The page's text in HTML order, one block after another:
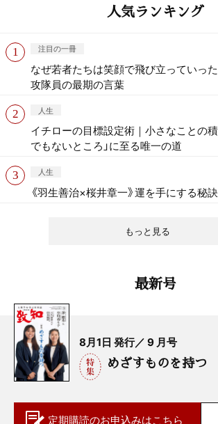
人気ランキング
もっと見る
注目の一冊
なぜ若者たちは笑顔で飛び立ってい
攻隊員の最期の言葉
人生
イチローの目標設定術｜小さなことの
でもないところ」に至る唯一の道
人生
《羽生善治×桜井章一》運を手にする秘訣
最新号
8月1日 発行／ 9 月号
めざすものを持つ
定期購読のお申込みはこちら